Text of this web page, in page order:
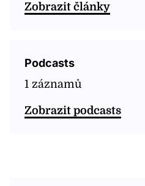
Zobrazit články
Podcasts
1 záznamů
Zobrazit podcasts